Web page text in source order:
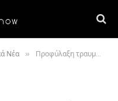
Νέα » Προφύλαξη τραυματισμού σε αθλητικές δραστηριότητες στη θάλασσα